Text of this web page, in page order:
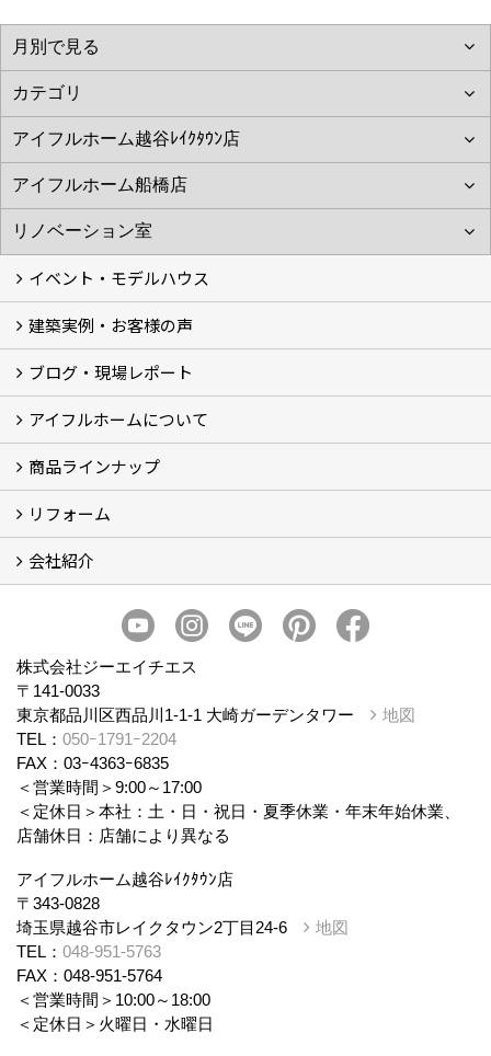
イベント・モデルハウス
イベント
モデルハウス見学
建築実例・お客様の声
建築実例
お客様の声
ブログ・現場レポート
ブログ
現場レポート
アイフルホームについて
アイフルホームについて (5)
商品ラインナップ
商品ラインナップ
リフォーム
まるごと断熱リフォーム
イベント情報
施工事例
会社紹介
スタッフ紹介
個人情報保護方針
株式会社ジーエイチエス
〒141-0033
東京都品川区西品川1-1-1 大崎ガーデンタワー
地図
TEL： 050ｰ1791ｰ2204
FAX：03ｰ4363ｰ6835
＜営業時間＞9:00～17:00
＜定休日＞本社：土・日・祝日・夏季休業・年末年始休業、
店舗休日：店舗により異なる
アイフルホーム越谷ﾚｲｸﾀｳﾝ店
〒343-0828
埼玉県越谷市レイクタウン2丁目24-6
地図
TEL： 048-951-5763
FAX：048-951-5764
＜営業時間＞10:00～18:00
＜定休日＞火曜日・水曜日